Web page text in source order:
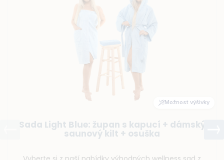
Dámský bavlněný saunový kilt, Námořnická
Dámský bavlněný saunový kilt v elegantním střihu v
tmavě modré barvě. Ideální pro pohodlné chvíle v
příjemná na dotek. Možnost přidání výšivky dle vašeho